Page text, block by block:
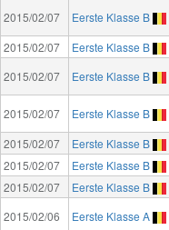
2015/02/07
Eerste Klasse B
2015/02/07
Eerste Klasse B
2015/02/07
Eerste Klasse B
2015/02/07 Eerste Klasse B
2015/02/07
Eerste Klasse B
2015/02/07
Eerste Klasse B
2015/02/07
Eerste Klasse B
2015/02/06
Eerste Klasse A